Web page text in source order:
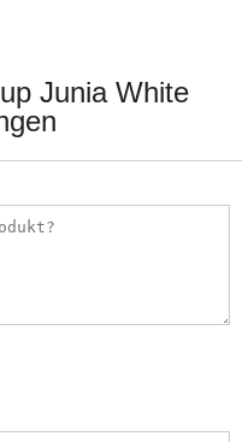
Junia White